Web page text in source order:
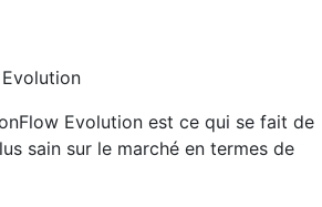
Evolution
Evolution est ce qui se fait de
sain sur le marché en termes de